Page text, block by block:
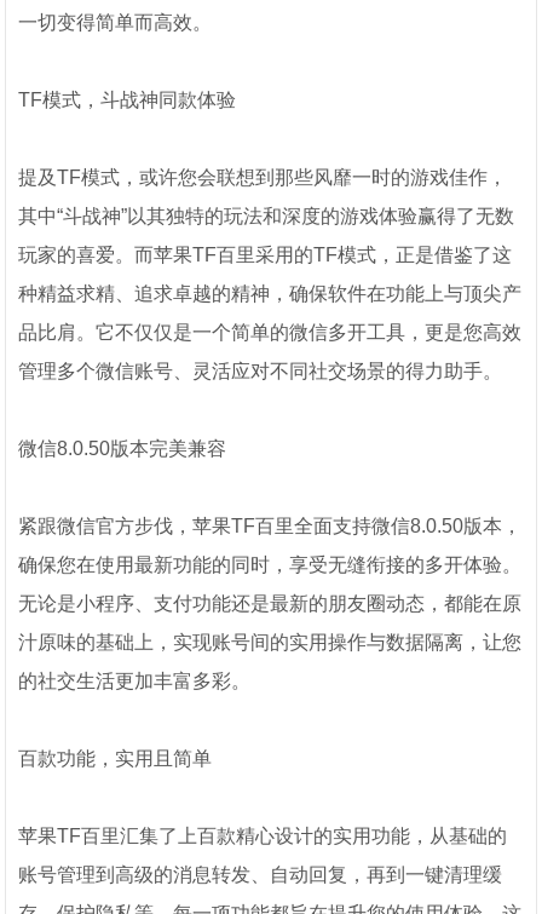
一切变得简单而高效。
TF模式，斗战神同款体验
提及TF模式，或许您会联想到那些风靡一时的游戏佳作，
其中“斗战神”以其独特的玩法和深度的游戏体验赢得了无数
玩家的喜爱。而苹果TF百里采用的TF模式，正是借鉴了这
种精益求精、追求卓越的精神，确保软件在功能上与顶尖产
品比肩。它不仅仅是一个简单的微信多开工具，更是您高效
管理多个微信账号、灵活应对不同社交场景的得力助手。
微信8.0.50版本完美兼容
紧跟微信官方步伐，苹果TF百里全面支持微信8.0.50版本，
确保您在使用最新功能的同时，享受无缝衔接的多开体验。
无论是小程序、支付功能还是最新的朋友圈动态，都能在原
汁原味的基础上，实现账号间的实用操作与数据隔离，让您
的社交生活更加丰富多彩。
百款功能，实用且简单
苹果TF百里汇集了上百款精心设计的实用功能，从基础的
账号管理到高级的消息转发、自动回复，再到一键清理缓